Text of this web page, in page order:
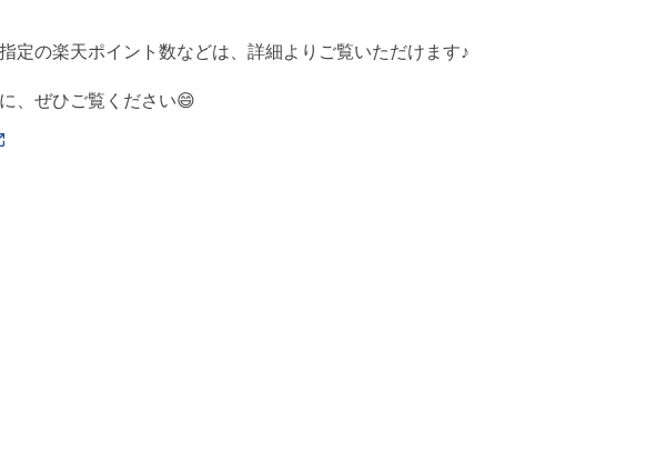
定の楽天ポイント数などは、詳細よりご覧いただけます♪
、ぜひご覧ください😄